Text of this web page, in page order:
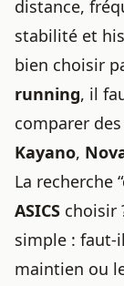
distance,
stabilité et
bien choisir
running, il
comparer
Kayano,
La recherche
ASICS choisir
simple : faut-
maintien ou